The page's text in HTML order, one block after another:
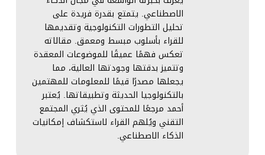
الاصطناعي. يتمتع بقدرة فريدة على
تحليل التطورات التكنولوجية وتقديمها
للقراء بأسلوب مبسط ومعمق. مقالاته
تعكس فهمًا عميقًا للموضوعات المعقدة
وتتميز بدقتها وجودتها العالية، مما
يجعلها مصدرًا قيمًا للمعلومات للمهتمين
بالتكنولوجيا الحديثة وتطبيقاتها. يُعتبر
أحمد مرجعًا للمحتوى الذي يُثري المجتمع
التقني ويُلهم القراء لاستكشاف إمكانيات
الذكاء الاصطناعي.